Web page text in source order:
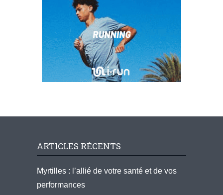
ARTICLES RÉCENTS
Myrtilles : l’allié de votre santé et de vos
performances